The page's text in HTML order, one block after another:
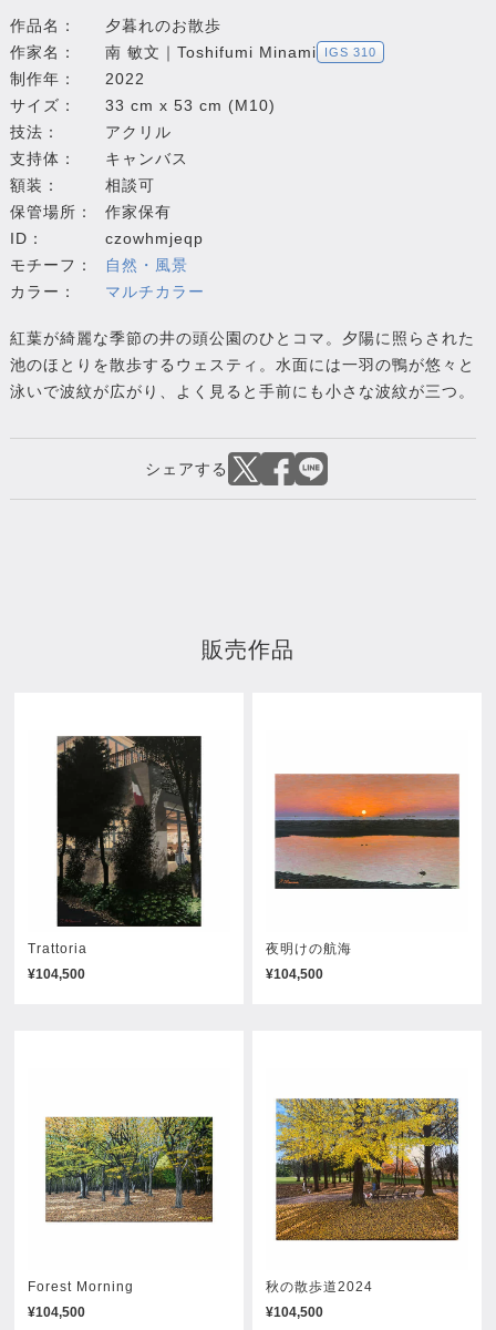
作品名：
夕暮れのお散歩
作家名：
南 敏文｜Toshifumi Minami IGS 310
制作年：
2022
サイズ：
33 cm x 53 cm (M10)
技法：
アクリル
支持体：
キャンバス
額装：
相談可
保管場所：
作家保有
ID：
czowhmjeqp
モチーフ：
自然・風景
カラー：
マルチカラー
紅葉が綺麗な季節の井の頭公園のひとコマ。夕陽に照らされた
池のほとりを散歩するウェスティ。水面には一羽の鴨が悠々と
泳いで波紋が広がり、よく見ると手前にも小さな波紋が三つ。
販売作品
Trattoria
¥104,500
夜明けの航海
¥104,500
Forest Morning
¥104,500
秋の散歩道2024
¥104,500